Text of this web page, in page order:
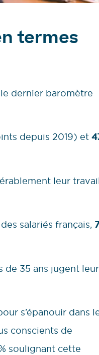
termes
dernier baromètre
depuis 2019) et
leur travail
salariés français,
de 35 ans jugent leur
s’épanouir dans
conscients de
soulignant cette